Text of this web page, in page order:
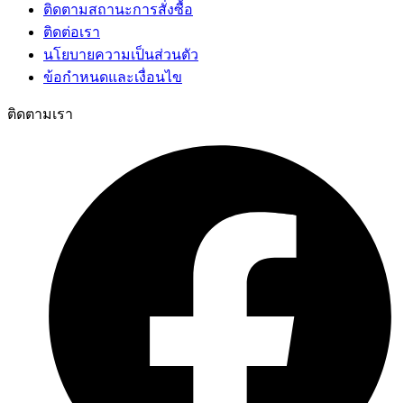
ติดตามสถานะการสั่งซื้อ
ติดต่อเรา
นโยบายความเป็นส่วนตัว
ข้อกำหนดและเงื่อนไข
ติดตามเรา